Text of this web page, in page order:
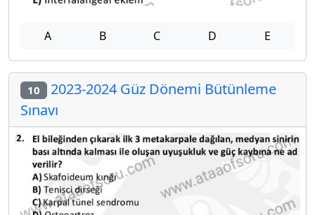
A B C D E
10 2023-2024 Güz Dönemi Bütünleme
Sınavı